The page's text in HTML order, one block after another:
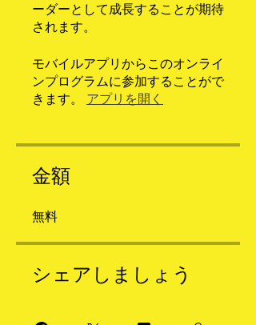
ーダーとして成長することが期待
されます。
モバイルアプリからこのオンライ
ンプログラムに参加することがで
きます。
アプリを開く
金額
無料
シェアしましょう